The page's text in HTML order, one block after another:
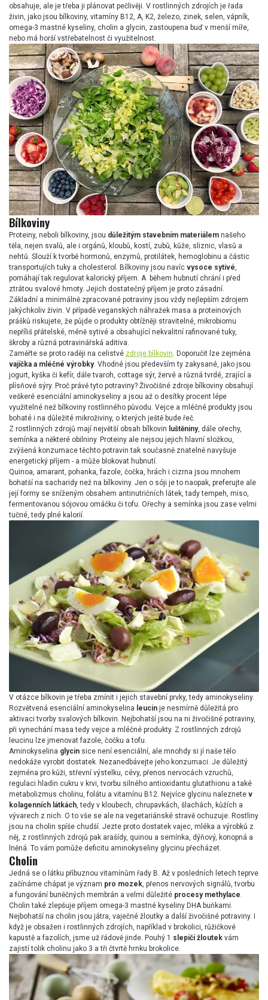
obsahuje, ale je třeba ji plánovat pečlivěji. V rostlinných zdrojích je řada
živin, jako jsou bílkoviny, vitamíny B12, A, K2, železo, zinek, selen, vápník,
omega-3 mastné kyseliny, cholin a glycin, zastoupena buď v menší míře,
nebo má horší vstřebatelnost či využitelnost.
Bílkoviny
Proteiny, neboli bílkoviny, jsou důležitým stavebním materiálem našeho
těla, nejen svalů, ale i orgánů, kloubů, kostí, zubů, kůže, sliznic, vlasů a
nehtů. Slouží k tvorbě hormonů, enzymů, protilátek, hemoglobinu a částic
transportujích tuky a cholesterol. Bílkoviny jsou navíc vysoce sytivé,
pomáhají tak regulovat kalorický příjem. A během hubnutí chrání i před
ztrátou svalové hmoty. Jejich dostatečný příjem je proto zásadní.
Základní a minimálně zpracované potraviny jsou vždy nejlepším zdrojem
jakýchkoliv živin. V případě veganských náhražek masa a proteinových
prášků riskujete, že půjde o produkty obtížněji stravitelné, mikrobiomu
nepříliš přátelské, méně sytivé a obsahující nekvalitní rafinované tuky,
škroby a různá potravinářská aditiva.
Zaměřte se proto raději na celistvé zdroje bílkovin. Doporučit lze zejména
vajíčka a mléčné výrobky. Vhodné jsou především ty zakysané, jako jsou
jogurt, kyška či kefír, dále tvaroh, cottage sýr, žervé a různá tvrdé, zrající a
plísňové sýry. Proč právě tyto potraviny? Živočišné zdroje bílkoviny obsahují
veškeré esenciální aminokyseliny a jsou až o desítky procent lépe
využitelné než bílkoviny rostlinného původu. Vejce a mléčné produkty jsou
bohaté i na důležité mikroživiny, o kterých ještě bude řeč.
Z rostlinných zdrojů mají největší obsah bílkovin luštěniny, dále ořechy,
semínka a některé obilniny. Proteiny ale nejsou jejich hlavní složkou,
zvýšená konzumace těchto potravin tak současně znatelně navyšuje
energetický příjem - a může blokovat hubnutí.
Quinoa, amarant, pohanka, fazole, čočka, hrách i cizrna jsou mnohem
bohatší na sacharidy než na bílkoviny. Jen o sóji je to naopak, preferujte ale
její formy se sníženým obsahem antinutričních látek, tady tempeh, miso,
fermentovanou sójovou omáčku či tofu. Ořechy a semínka jsou zase velmi
tučné, tedy plné kalorií.
V otázce bílkovin je třeba zmínit i jejich stavební prvky, tedy aminokyseliny.
Rozvětvená esenciální aminokyselina leucin je nesmírně důležitá pro
aktivaci tvorby svalových bílkovin. Nejbohatší jsou na ni živočišné potraviny,
při vynechání masa tedy vejce a mléčné produkty. Z rostlinných zdrojů
leucinu lze jmenovat fazole, čočku a tofu.
Aminokyselina glycin sice není esenciální, ale mnohdy si jí naše tělo
nedokáže vyrobit dostatek. Nezanedbávejte jeho konzumaci. Je důležitý
zejména pro kůži, střevní výstelku, cévy, přenos nervocách vzruchů,
regulaci hladin cukru v krvi, tvorbu silného antioxidantu glutathionu a také
metabolizmus cholinu, folátu a vitamínu B12. Nejvíce glycinu naleznete v
kolagenních látkách, tedy v kloubech, chrupavkách, šlachách, kůžích a
vývarech z nich. O to vše se ale na vegetariánské stravě ochuzuje. Rostliny
jsou na cholin spíše chudší. Jezte proto dostatek vajec, mléka a výrobků z
něj, z rostlinných zdrojů pak arašídy, quinou a semínka, dýňový, konopná a
lněná. To vám pomůže deficitu aminokyseliny glycinu přecházet.
Cholin
Jedná se o látku příbuznou vitamínům řady B. Až v posledních letech teprve
začínáme chápat je význam pro mozek, přenos nervových signálů, tvorbu
a fungování buněčných membrán a velmi důležité procesy methylace.
Cholin také zlepšuje příjem omega-3 mastné kyseliny DHA buňkami.
Nejbohatší na cholin jsou játra, vaječné žloutky a další živočišné potraviny. I
když je obsažen i rostlinných zdrojích, například v brokolici, růžičkové
kapustě a fazolích, jsme už řádově jinde. Pouhý 1 slepičí žloutek vám
zajistí tolik cholinu jako 3 a tři čtvrtě hrnku brokolice.